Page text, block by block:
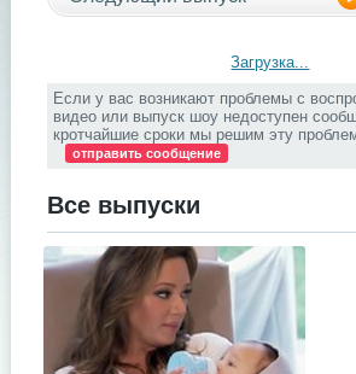
Загрузка...
Если у вас возникают проблемы с
видео или выпуск шоу недоступен
кротчайшие сроки мы решим эту
отправить сообщение
Все выпуски